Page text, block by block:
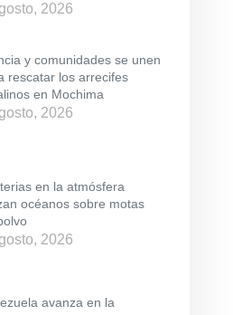
2026
y comunidades se unen
rescatar los arrecifes
en Mochima
2026
en la atmósfera
océanos sobre motas
2026
avanza en la